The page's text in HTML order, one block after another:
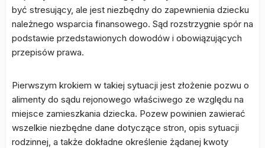
być stresujący, ale jest niezbędny do zapewnienia dziecku
należnego wsparcia finansowego. Sąd rozstrzygnie spór na
podstawie przedstawionych dowodów i obowiązujących
przepisów prawa.
Pierwszym krokiem w takiej sytuacji jest złożenie pozwu o
alimenty do sądu rejonowego właściwego ze względu na
miejsce zamieszkania dziecka. Pozew powinien zawierać
wszelkie niezbędne dane dotyczące stron, opis sytuacji
rodzinnej, a także dokładne określenie żądanej kwoty